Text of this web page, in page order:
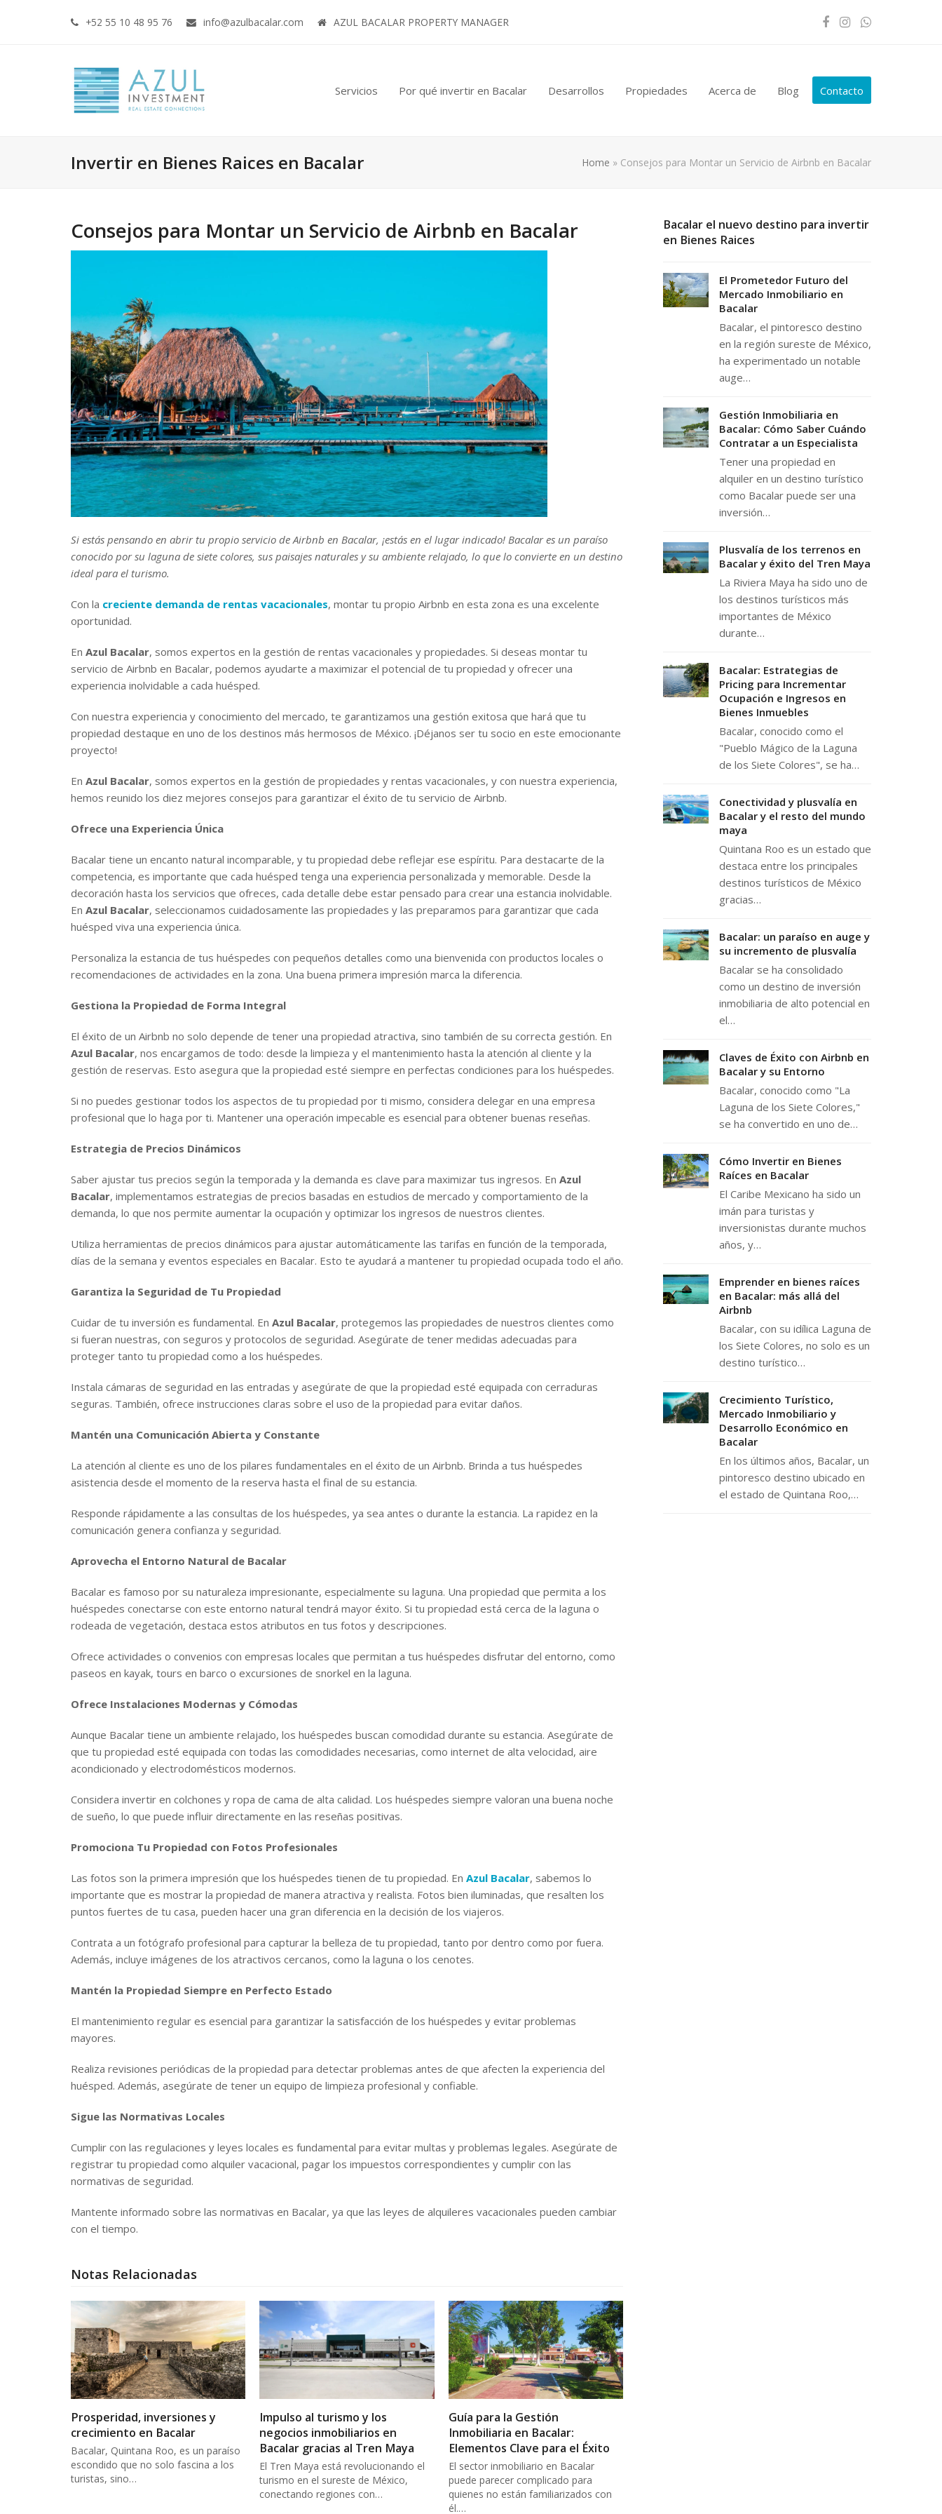
+52 55 10 48 95 76 info@azulbacalar.com AZUL BACALAR PROPERTY MANAGER Facebook
Instagram
Whatsapp
Servicios Por qué invertir en Bacalar Desarrollos Propiedades Acerca de Blog Contacto
Invertir en Bienes Raices en Bacalar Home » Consejos para Montar un Servicio de Airbnb en Bacalar
Consejos para Montar un Servicio de Airbnb en Bacalar
Si estás pensando en abrir tu propio servicio de Airbnb en Bacalar, ¡estás en el lugar indicado! Bacalar es un paraíso
conocido por su laguna de siete colores, sus paisajes naturales y su ambiente relajado, lo que lo convierte en un destino
ideal para el turismo.
Con la creciente demanda de rentas vacacionales, montar tu propio Airbnb en esta zona es una excelente
oportunidad.
En Azul Bacalar, somos expertos en la gestión de rentas vacacionales y propiedades. Si deseas montar tu
servicio de Airbnb en Bacalar, podemos ayudarte a maximizar el potencial de tu propiedad y ofrecer una
experiencia inolvidable a cada huésped.
Con nuestra experiencia y conocimiento del mercado, te garantizamos una gestión exitosa que hará que tu
propiedad destaque en uno de los destinos más hermosos de México. ¡Déjanos ser tu socio en este emocionante
proyecto!
En Azul Bacalar, somos expertos en la gestión de propiedades y rentas vacacionales, y con nuestra experiencia,
hemos reunido los diez mejores consejos para garantizar el éxito de tu servicio de Airbnb.
Ofrece una Experiencia Única
Bacalar tiene un encanto natural incomparable, y tu propiedad debe reflejar ese espíritu. Para destacarte de la
competencia, es importante que cada huésped tenga una experiencia personalizada y memorable. Desde la
decoración hasta los servicios que ofreces, cada detalle debe estar pensado para crear una estancia inolvidable.
En Azul Bacalar, seleccionamos cuidadosamente las propiedades y las preparamos para garantizar que cada
huésped viva una experiencia única.
Personaliza la estancia de tus huéspedes con pequeños detalles como una bienvenida con productos locales o
recomendaciones de actividades en la zona. Una buena primera impresión marca la diferencia.
Gestiona la Propiedad de Forma Integral
El éxito de un Airbnb no solo depende de tener una propiedad atractiva, sino también de su correcta gestión. En
Azul Bacalar, nos encargamos de todo: desde la limpieza y el mantenimiento hasta la atención al cliente y la
gestión de reservas. Esto asegura que la propiedad esté siempre en perfectas condiciones para los huéspedes.
Si no puedes gestionar todos los aspectos de tu propiedad por ti mismo, considera delegar en una empresa
profesional que lo haga por ti. Mantener una operación impecable es esencial para obtener buenas reseñas.
Estrategia de Precios Dinámicos
Saber ajustar tus precios según la temporada y la demanda es clave para maximizar tus ingresos. En Azul
Bacalar, implementamos estrategias de precios basadas en estudios de mercado y comportamiento de la
demanda, lo que nos permite aumentar la ocupación y optimizar los ingresos de nuestros clientes.
Utiliza herramientas de precios dinámicos para ajustar automáticamente las tarifas en función de la temporada,
días de la semana y eventos especiales en Bacalar. Esto te ayudará a mantener tu propiedad ocupada todo el año.
Garantiza la Seguridad de Tu Propiedad
Cuidar de tu inversión es fundamental. En Azul Bacalar, protegemos las propiedades de nuestros clientes como
si fueran nuestras, con seguros y protocolos de seguridad. Asegúrate de tener medidas adecuadas para
proteger tanto tu propiedad como a los huéspedes.
Instala cámaras de seguridad en las entradas y asegúrate de que la propiedad esté equipada con cerraduras
seguras. También, ofrece instrucciones claras sobre el uso de la propiedad para evitar daños.
Mantén una Comunicación Abierta y Constante
La atención al cliente es uno de los pilares fundamentales en el éxito de un Airbnb. Brinda a tus huéspedes
asistencia desde el momento de la reserva hasta el final de su estancia.
Responde rápidamente a las consultas de los huéspedes, ya sea antes o durante la estancia. La rapidez en la
comunicación genera confianza y seguridad.
Aprovecha el Entorno Natural de Bacalar
Bacalar es famoso por su naturaleza impresionante, especialmente su laguna. Una propiedad que permita a los
huéspedes conectarse con este entorno natural tendrá mayor éxito. Si tu propiedad está cerca de la laguna o
rodeada de vegetación, destaca estos atributos en tus fotos y descripciones.
Ofrece actividades o convenios con empresas locales que permitan a tus huéspedes disfrutar del entorno, como
paseos en kayak, tours en barco o excursiones de snorkel en la laguna.
Ofrece Instalaciones Modernas y Cómodas
Aunque Bacalar tiene un ambiente relajado, los huéspedes buscan comodidad durante su estancia. Asegúrate de
que tu propiedad esté equipada con todas las comodidades necesarias, como internet de alta velocidad, aire
acondicionado y electrodomésticos modernos.
Considera invertir en colchones y ropa de cama de alta calidad. Los huéspedes siempre valoran una buena noche
de sueño, lo que puede influir directamente en las reseñas positivas.
Promociona Tu Propiedad con Fotos Profesionales
Las fotos son la primera impresión que los huéspedes tienen de tu propiedad. En Azul Bacalar, sabemos lo
importante que es mostrar la propiedad de manera atractiva y realista. Fotos bien iluminadas, que resalten los
puntos fuertes de tu casa, pueden hacer una gran diferencia en la decisión de los viajeros.
Contrata a un fotógrafo profesional para capturar la belleza de tu propiedad, tanto por dentro como por fuera.
Además, incluye imágenes de los atractivos cercanos, como la laguna o los cenotes.
Mantén la Propiedad Siempre en Perfecto Estado
El mantenimiento regular es esencial para garantizar la satisfacción de los huéspedes y evitar problemas
mayores.
Realiza revisiones periódicas de la propiedad para detectar problemas antes de que afecten la experiencia del
huésped. Además, asegúrate de tener un equipo de limpieza profesional y confiable.
Sigue las Normativas Locales
Cumplir con las regulaciones y leyes locales es fundamental para evitar multas y problemas legales. Asegúrate de
registrar tu propiedad como alquiler vacacional, pagar los impuestos correspondientes y cumplir con las
normativas de seguridad.
Mantente informado sobre las normativas en Bacalar, ya que las leyes de alquileres vacacionales pueden cambiar
con el tiempo.
Notas Relacionadas
Prosperidad, inversiones y
crecimiento en Bacalar
Bacalar, Quintana Roo, es un paraíso
escondido que no solo fascina a los
turistas, sino…
Impulso al turismo y los
negocios inmobiliarios en
Bacalar gracias al Tren Maya
El Tren Maya está revolucionando el
turismo en el sureste de México,
conectando regiones con…
Guía para la Gestión
Inmobiliaria en Bacalar:
Elementos Clave para el Éxito
El sector inmobiliario en Bacalar
puede parecer complicado para
quienes no están familiarizados con
él.…
Bacalar el nuevo destino para invertir
en Bienes Raices
El Prometedor Futuro del
Mercado Inmobiliario en
Bacalar
Bacalar, el pintoresco destino
en la región sureste de México,
ha experimentado un notable
auge…
Gestión Inmobiliaria en
Bacalar: Cómo Saber Cuándo
Contratar a un Especialista
Tener una propiedad en
alquiler en un destino turístico
como Bacalar puede ser una
inversión…
Plusvalía de los terrenos en
Bacalar y éxito del Tren Maya
La Riviera Maya ha sido uno de
los destinos turísticos más
importantes de México
durante…
Bacalar: Estrategias de
Pricing para Incrementar
Ocupación e Ingresos en
Bienes Inmuebles
Bacalar, conocido como el
"Pueblo Mágico de la Laguna
de los Siete Colores", se ha…
Conectividad y plusvalía en
Bacalar y el resto del mundo
maya
Quintana Roo es un estado que
destaca entre los principales
destinos turísticos de México
gracias…
Bacalar: un paraíso en auge y
su incremento de plusvalía
Bacalar se ha consolidado
como un destino de inversión
inmobiliaria de alto potencial en
el…
Claves de Éxito con Airbnb en
Bacalar y su Entorno
Bacalar, conocido como "La
Laguna de los Siete Colores,"
se ha convertido en uno de…
Cómo Invertir en Bienes
Raíces en Bacalar
El Caribe Mexicano ha sido un
imán para turistas y
inversionistas durante muchos
años, y…
Emprender en bienes raíces
en Bacalar: más allá del
Airbnb
Bacalar, con su idílica Laguna de
los Siete Colores, no solo es un
destino turístico…
Crecimiento Turístico,
Mercado Inmobiliario y
Desarrollo Económico en
Bacalar
En los últimos años, Bacalar, un
pintoresco destino ubicado en
el estado de Quintana Roo,…